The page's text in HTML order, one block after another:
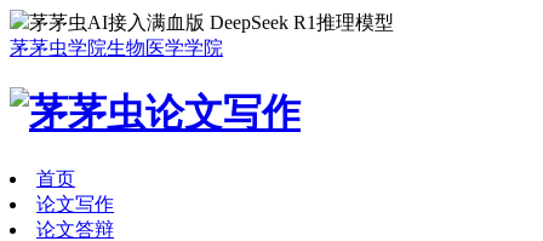
茅茅虫AI接入满血版 DeepSeek R1推理模型
茅茅虫学院生物医学学院
首页
论文写作
论文答辩